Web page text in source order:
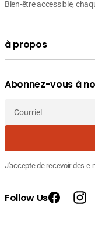
Bien-être accessible,
à propos
Abonnez-vous à
Courriel
J'accepte de recevoir des
Follow Us Facebook